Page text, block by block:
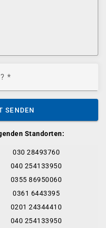
Standorten:
030 28493760
040 254133950
0355 86950060
0361 6443395
0201 24344410
040 254133950
SENDEN